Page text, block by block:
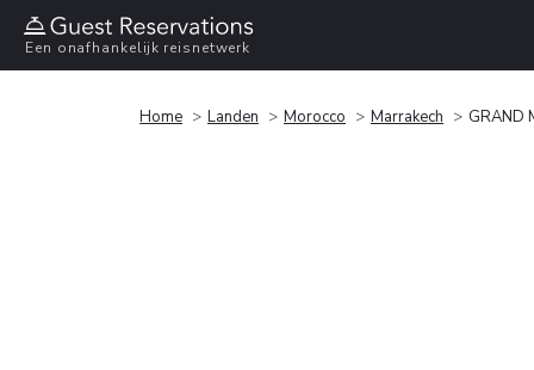
Een onafhankelijk reisnetwerk
Home Landen Morocco Marrakech GRAND